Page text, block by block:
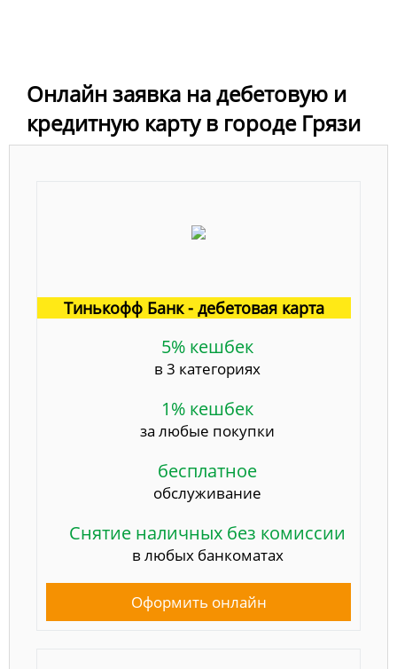
Онлайн заявка на дебетовую и
кредитную карту в городе Грязи
Тинькофф Банк - дебетовая карта
5% кешбек
в 3 категориях
1% кешбек
за любые покупки
бесплатное
обслуживание
Снятие наличных без комиссии
в любых банкоматах
Оформить онлайн